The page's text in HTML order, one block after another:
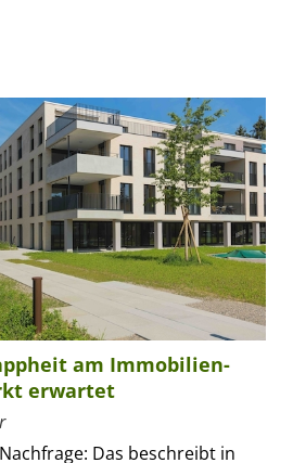
am Immobilien-
erwartet
Das beschreibt in